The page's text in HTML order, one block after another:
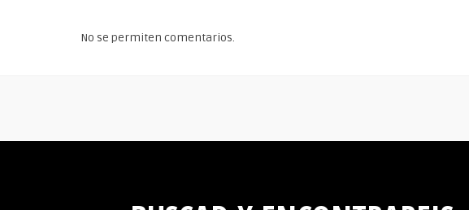
No se permiten comentarios.